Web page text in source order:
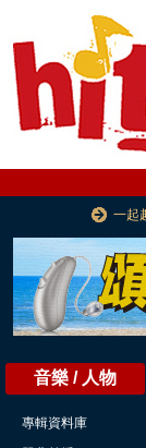
一起
音樂 / 人物
專輯資料庫